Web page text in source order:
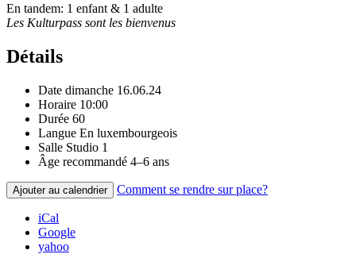
En tandem: 1 enfant & 1 adulte
Les Kulturpass sont les bienvenus
Détails
Date dimanche 16.06.24
Horaire 10:00
Durée 60
Langue En luxembourgeois
Salle Studio 1
Âge recommandé 4–6 ans
Ajouter au calendrier Comment se rendre sur place?
iCal
Google
yahoo